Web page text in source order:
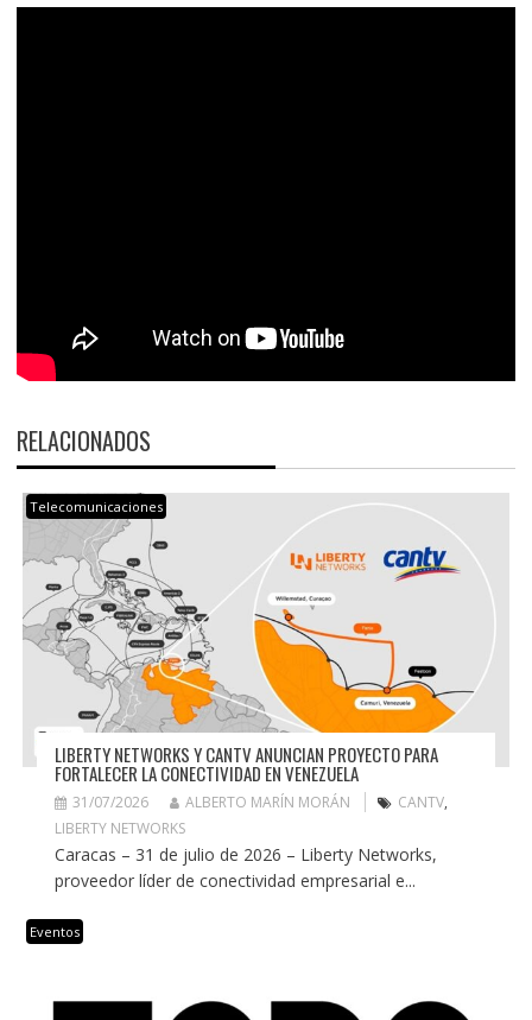
RELACIONADOS
Telecomunicaciones
LIBERTY NETWORKS Y CANTV ANUNCIAN PROYECTO PARA
FORTALECER LA CONECTIVIDAD EN VENEZUELA
31/07/2026 ALBERTO MARÍN MORÁN CANTV,
LIBERTY NETWORKS
Caracas – 31 de julio de 2026 – Liberty Networks,
proveedor líder de conectividad empresarial e...
Eventos